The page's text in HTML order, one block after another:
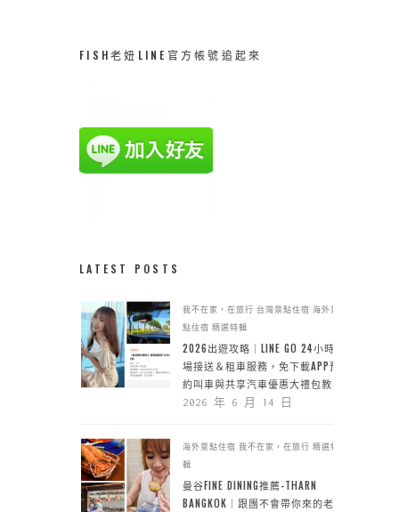
FISH老妞LINE官方帳號追起來
LATEST POSTS
我不在家，在旅行 台灣景點住宿 海外景
點住宿 精選特輯
2026出遊攻略｜LINE GO 24小時機
場接送＆租車服務，免下載APP預
約叫車與共享汽車優惠大禮包教學
2026 年 6 月 14 日
海外景點住宿 我不在家，在旅行 精選特
輯
曼谷FINE DINING推薦-THARN
BANGKOK｜跟團不會帶你來的老城